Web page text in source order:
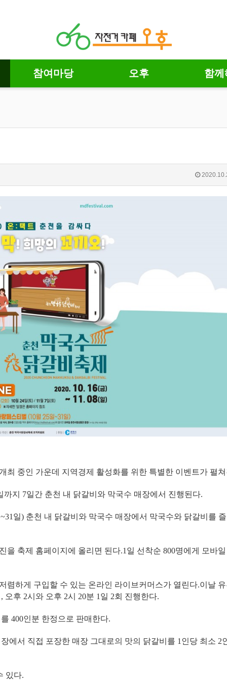
참여마당 오후 함
최 중인 가운데 지역경제 활성화를 위한 특별한 이벤트가 펼
까지 7일간 춘천 내 닭갈비와 막국수 매장에서 진행된다.
일) 춘천 내 닭갈비와 막국수 매장에서 막국수와 닭갈비를
을 축제 홈페이지에 올리면 된다.1일 선착순 800명에게 모바
렴하게 구입할 수 있는 온라인 라이브커머스가 열린다.이날
후 2시와 오후 2시 20분 1일 2회 진행한다.
400인분 한정으로 판매한다.
에서 직접 포장한 매장 그대로의 맛의 닭갈비를 1인당 최소 2
있다.